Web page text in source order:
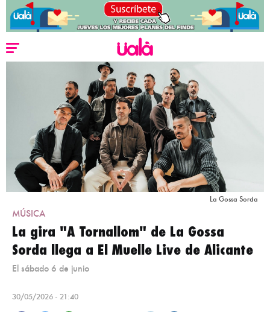
La Gossa Sorda
MÚSICA
La gira "A Tornallom" de La Gossa
Sorda llega a El Muelle Live de Alicante
El sábado 6 de junio
30/05/2026 - 21:40